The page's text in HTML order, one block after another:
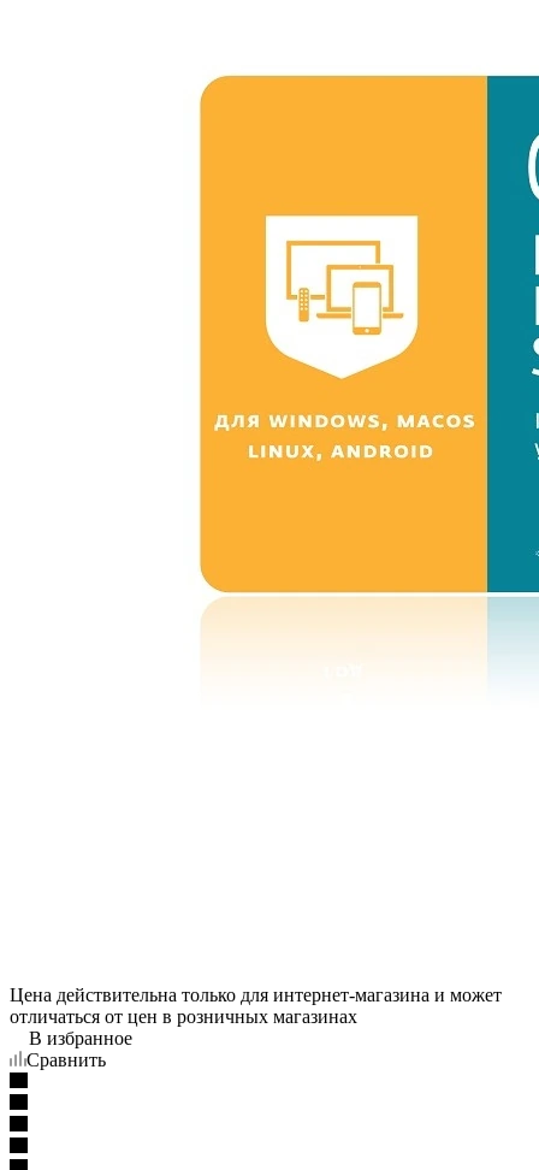
Цена действительна только для интернет-магазина и может
отличаться от цен в розничных магазинах
В избранное
Сравнить